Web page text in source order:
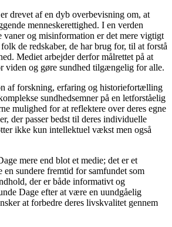
drevet af en dyb overbevisning om, at
menneskerettighed. I en verden
vaner og misinformation er det mere vigtigt
de redskaber, de har brug for, til at forstå
Mediet arbejder derfor målrettet på at
viden og gøre sundhed tilgængelig for alle.
af forskning, erfaring og historiefortælling
sundhedsemner på en letforståelig
mulighed for at reflektere over deres egne
der passer bedst til deres individuelle
ikke kun intellektuel vækst men også
mere end blot et medie; det er et
en sundere fremtid for samfundet som
der er både informativt og
Dage efter at være en uundgåelig
at forbedre deres livskvalitet gennem